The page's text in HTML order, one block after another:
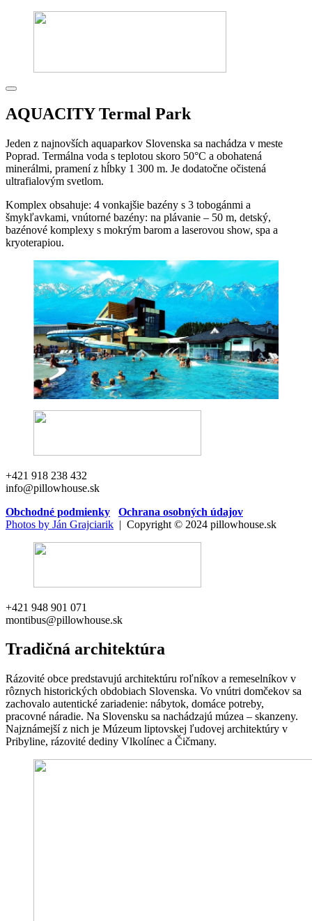
AQUACITY Termal Park
Jeden z najnovších aquaparkov Slovenska sa nachádza v meste
Poprad. Termálna voda s teplotou skoro 50°C a obohatená
minerálmi, pramení z hĺbky 1 300 m. Je dodatočne očistená
ultrafialovým svetlom.
Komplex obsahuje: 4 vonkajšie bazény s 3 tobogánmi a
šmykľavkami, vnútorné bazény: na plávanie – 50 m, detský,
bazénové komplexy s mokrým barom a laserovou show, spa a
kryoterapiou.
+421 918 238 432
info@pillowhouse.sk
Obchodné podmienky
Ochrana osobných údajov
Photos by Ján Grajciarik | Copyright © 2024 pillowhouse.sk
+421 948 901 071
montibus@pillowhouse.sk
Tradičná architektúra
Rázovité obce predstavujú architektúru roľníkov a remeselníkov v
rôznych historických obdobiach Slovenska. Vo vnútri domčekov sa
zachovalo autentické zariadenie: nábytok, domáce potreby,
pracovné náradie. Na Slovensku sa nachádzajú múzea – skanzeny.
Najznámejší z nich je Múzeum liptovskej ľudovej architektúry v
Pribyline, rázovité dediny Vlkolínec a Čičmany.